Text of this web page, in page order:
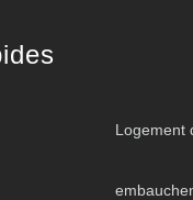
Logement